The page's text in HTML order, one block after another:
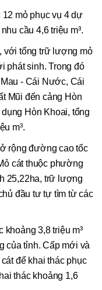
12 mỏ phục vụ 4 dự
cầu 4,6 triệu m³.
với tổng trữ lượng mỏ
phát sinh. Trong đó
- Cái Nước, Cái
Mũi đến cảng Hòn
Hòn Khoai, tổng
m³.
rộng đường cao tốc
cát thuộc phường
25,22ha, trữ lượng
đầu tư tự tìm từ các
3,8 triệu m³
của tỉnh. Cấp mới và
để khai thác phục
thác khoảng 1,6